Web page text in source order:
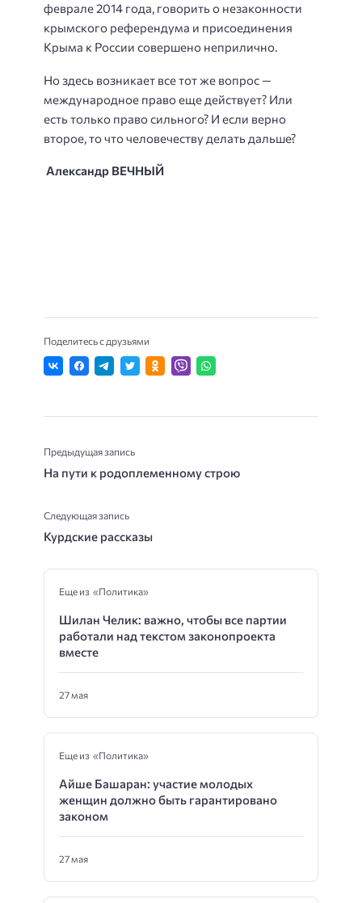
феврале 2014 года, говорить о незаконности
крымского референдума и присоединения
Крыма к России совершено неприлично.
Но здесь возникает все тот же вопрос —
международное право еще действует? Или
есть только право сильного? И если верно
второе, то что человечеству делать дальше?
Александр ВЕЧНЫЙ
Поделитесь с друзьями
Предыдущая запись
На пути к родоплеменному строю
Следующая запись
Курдские рассказы
Еще из «Политика»
Шилан Челик: важно, чтобы все партии
работали над текстом законопроекта
вместе
27 мая
Еще из «Политика»
Айше Башаран: участие молодых
женщин должно быть гарантировано
законом
27 мая